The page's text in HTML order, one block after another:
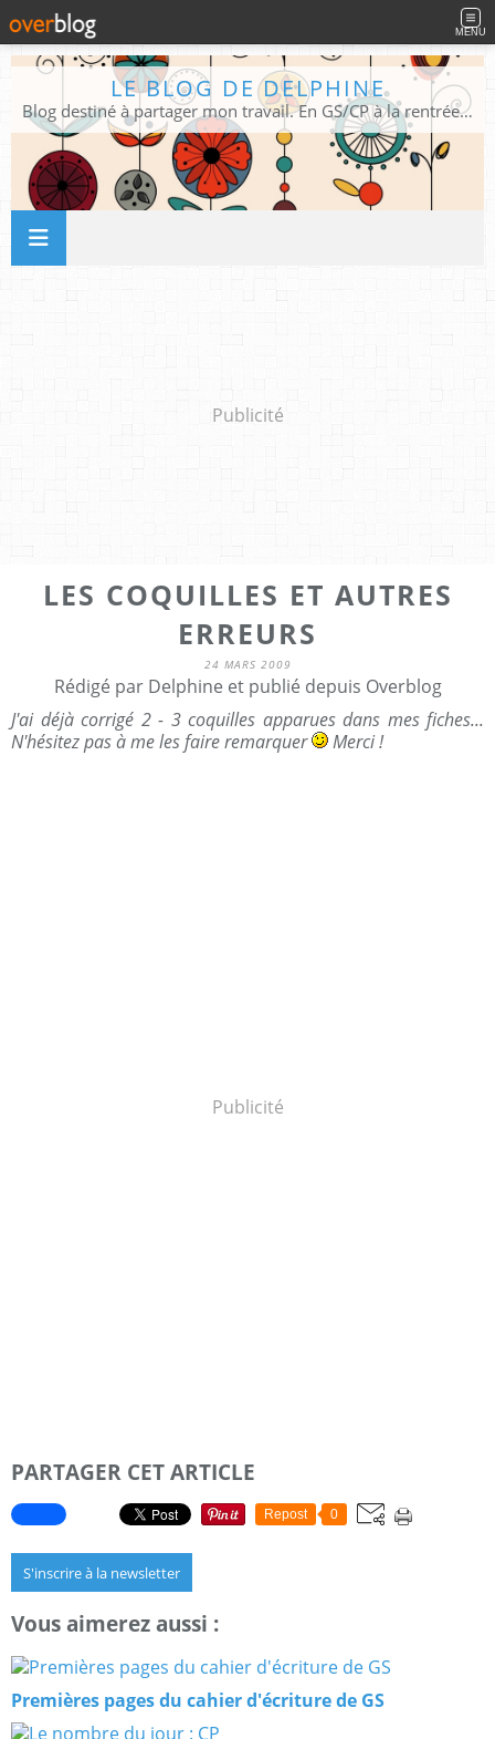
MENU
LE BLOG DE DELPHINE
Blog destiné à partager mon travail. En GS/CP à la rentrée 2026/2027 !
Publicité
LES COQUILLES ET AUTRES
ERREURS
24 MARS 2009
Rédigé par Delphine et publié depuis Overblog
J'ai déjà corrigé 2 - 3 coquilles apparues dans mes fiches...
N'hésitez pas à me les faire remarquer
Merci !
Publicité
PARTAGER CET ARTICLE
Repost 0
S'inscrire à la newsletter
Vous aimerez aussi :
Premières pages du cahier d'écriture de GS